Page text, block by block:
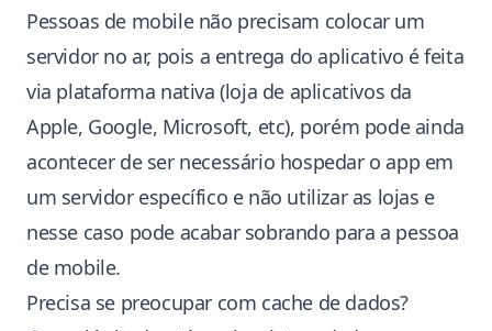
Pessoas de mobile não precisam colocar um
servidor no ar, pois a entrega do aplicativo é feita
via plataforma nativa (loja de aplicativos da
Apple, Google, Microsoft, etc), porém pode ainda
acontecer de ser necessário hospedar o app em
um servidor específico e não utilizar as lojas e
nesse caso pode acabar sobrando para a pessoa
de mobile.
Precisa se preocupar com cache de dados?